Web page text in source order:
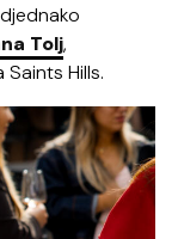
Tolj,
Hills.